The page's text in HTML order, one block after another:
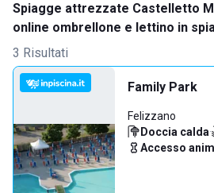
Spiagge attrezzate Castelletto
online ombrellone e lettino in
3 Risultati
Family Park
Felizzano
Doccia calda·
Accesso